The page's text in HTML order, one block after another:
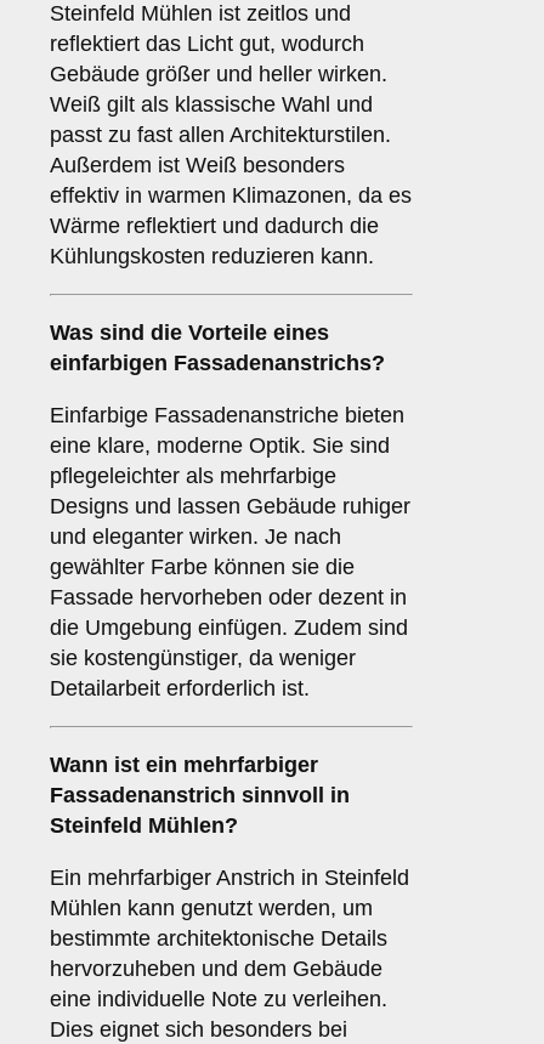
Steinfeld Mühlen ist zeitlos und
reflektiert das Licht gut, wodurch
Gebäude größer und heller wirken.
Weiß gilt als klassische Wahl und
passt zu fast allen Architekturstilen.
Außerdem ist Weiß besonders
effektiv in warmen Klimazonen, da es
Wärme reflektiert und dadurch die
Kühlungskosten reduzieren kann.
Was sind die Vorteile eines
einfarbigen Fassadenanstrichs?
Einfarbige Fassadenanstriche bieten
eine klare, moderne Optik. Sie sind
pflegeleichter als mehrfarbige
Designs und lassen Gebäude ruhiger
und eleganter wirken. Je nach
gewählter Farbe können sie die
Fassade hervorheben oder dezent in
die Umgebung einfügen. Zudem sind
sie kostengünstiger, da weniger
Detailarbeit erforderlich ist.
Wann ist ein mehrfarbiger
Fassadenanstrich sinnvoll in
Steinfeld Mühlen?
Ein mehrfarbiger Anstrich in Steinfeld
Mühlen kann genutzt werden, um
bestimmte architektonische Details
hervorzuheben und dem Gebäude
eine individuelle Note zu verleihen.
Dies eignet sich besonders bei